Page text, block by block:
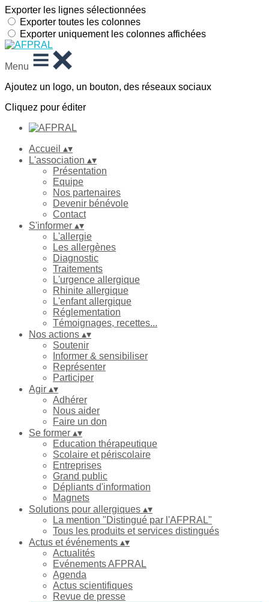
Exporter les lignes sélectionnées
Exporter toutes les colonnes
Exporter uniquement les colonnes affichées
Menu
Ajoutez un logo, un bouton, des réseaux sociaux
Cliquez pour éditer
Accueil ▴▾
L'association ▴▾
Présentation
Equipe
Nos partenaires
Devenir bénévole
Contact
S'informer ▴▾
L'allergie
Les allergènes
Diagnostic
Traitements
L'urgence allergique
Rhinite allergique
L'enfant allergique
Réglementation
Témoignages, recettes...
Nos actions ▴▾
Soutenir
Informer & sensibiliser
Représenter
Participer
Agir ▴▾
Adhérer
Nous aider
Faire un don
Se former ▴▾
Education thérapeutique
Scolaire et périscolaire
Entreprises
Grand public
Dépliants d'information
Magnets
Solutions pour allergiques ▴▾
La mention "Distingué par l'AFPRAL"
Tous les produits et services distingués
Actus et événements ▴▾
Actualités
Evénements AFPRAL
Agenda
Actus scientifiques
Revue de presse